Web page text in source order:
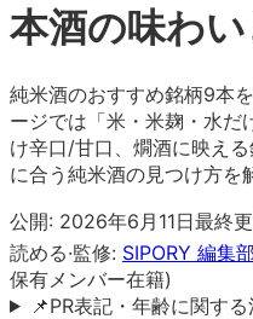
本酒の味わ
純米酒のおすすめ銘柄9本
ージでは「米・米麹・水だ
け辛口/甘口、燗酒に映え
に合う純米酒の見つけ方を
公開: 2026年6月11日最終
読める·監修: SIPORY 編集部
保有メンバー在籍)
📌PR表記・年齢に関す